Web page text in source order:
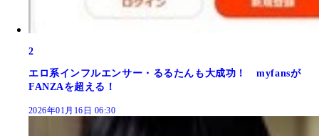
2
エロ系インフルエンサー・るるたんも大成功！ myfansが
FANZAを超える！
2026年01月16日 06:30